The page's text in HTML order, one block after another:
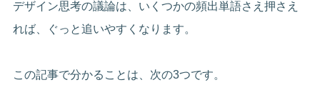
デザイン思考の議論は、いくつかの頻出単語さえ押さえ
れば、ぐっと追いやすくなります。
この記事で分かることは、次の3つです。